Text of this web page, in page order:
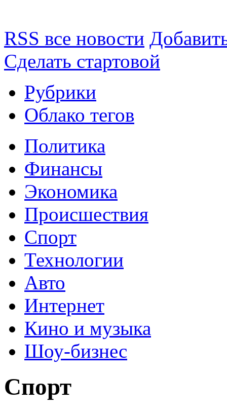
RSS все новости
Сделать стартовой
Рубрики
Облако тегов
Политика
Финансы
Экономика
Происшествия
Спорт
Технологии
Авто
Интернет
Кино и музыка
Шоу-бизнес
Спорт